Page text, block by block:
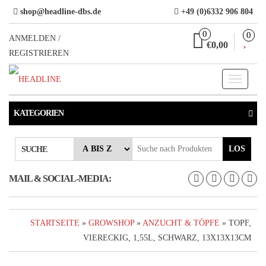
Direkt
zum
Inhalt
shop@headline-dbs.de +49 (0)6332 906 804
ANMELDEN /
REGISTRIEREN
0
€0,00
0
Toggle
KATEGORIEN
SUCHE LOS
MAIL & SOCIAL-MEDIA:
STARTSEITE » GROWSHOP» ANZUCHT & TÖPFE » TOPF,
VIERECKIG, 1,55L, SCHWARZ, 13X13X13CM